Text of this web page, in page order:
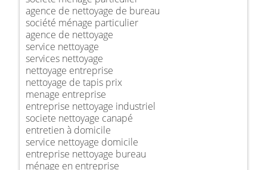
agence de nettoyage de bureau
société ménage particulier
agence de nettoyage
service nettoyage
services nettoyage
nettoyage entreprise
nettoyage de tapis prix
menage entreprise
entreprise nettoyage industriel
societe nettoyage canapé
entretien à domicile
service nettoyage domicile
entreprise nettoyage bureau
ménage en entreprise